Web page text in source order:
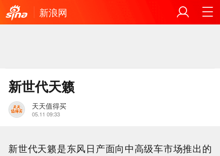
新浪网
新世代天籁
天天值得买
05.11 09:33
新世代天籁是东风日产面向中高级车市场推出的